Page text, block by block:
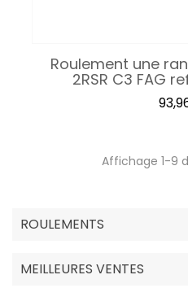
Roulement une
2RSR C3 FAG
Prix
Affichage 1-9
ROULEMENTS
MEILLEURES VENTES